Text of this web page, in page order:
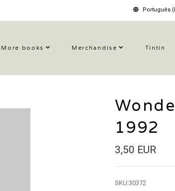
Português
More books Merchandise Tintin
1992
3,50 EUR
SKU:30372